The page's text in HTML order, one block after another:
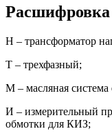
Расшифровка
Н – трансформатор
Т – трехфазный;
М – масляная система
И – измерительный
обмотки для КИЗ;